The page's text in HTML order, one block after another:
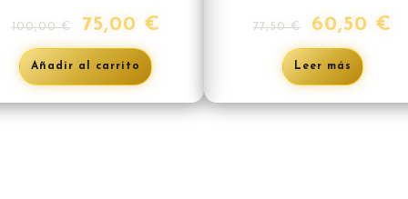
100,00€ 75,00 €
Añadir al carrito
77,50€ 60,50 €
Leer más